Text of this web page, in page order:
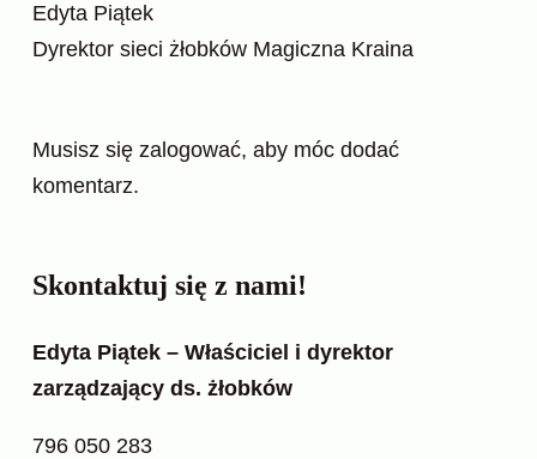
Edyta Piątek
Dyrektor sieci żłobków Magiczna Kraina
Musisz się zalogować, aby móc dodać
komentarz.
Skontaktuj się z nami!
Edyta Piątek – Właściciel i dyrektor
zarządzający ds. żłobków
796 050 283